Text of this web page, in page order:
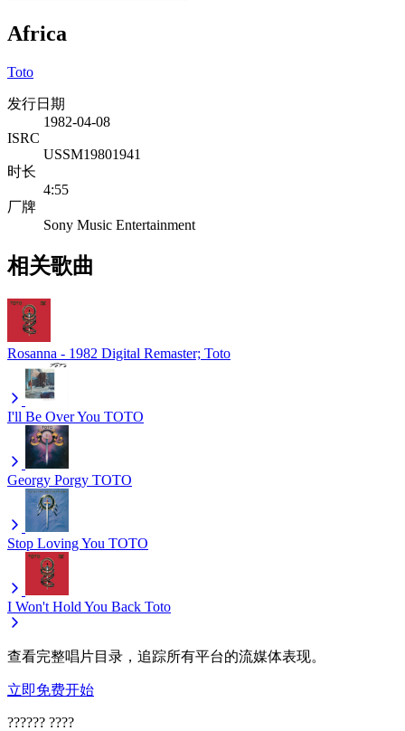
Africa
Toto
发行日期
1982-04-08
ISRC
USSM19801941
时长
4:55
厂牌
Sony Music Entertainment
相关歌曲
Rosanna - 1982 Digital Remaster; Toto
I'll Be Over You TOTO
Georgy Porgy TOTO
Stop Loving You TOTO
I Won't Hold You Back Toto
查看完整唱片目录，追踪所有平台的流媒体表现。
立即免费开始
?????? ????